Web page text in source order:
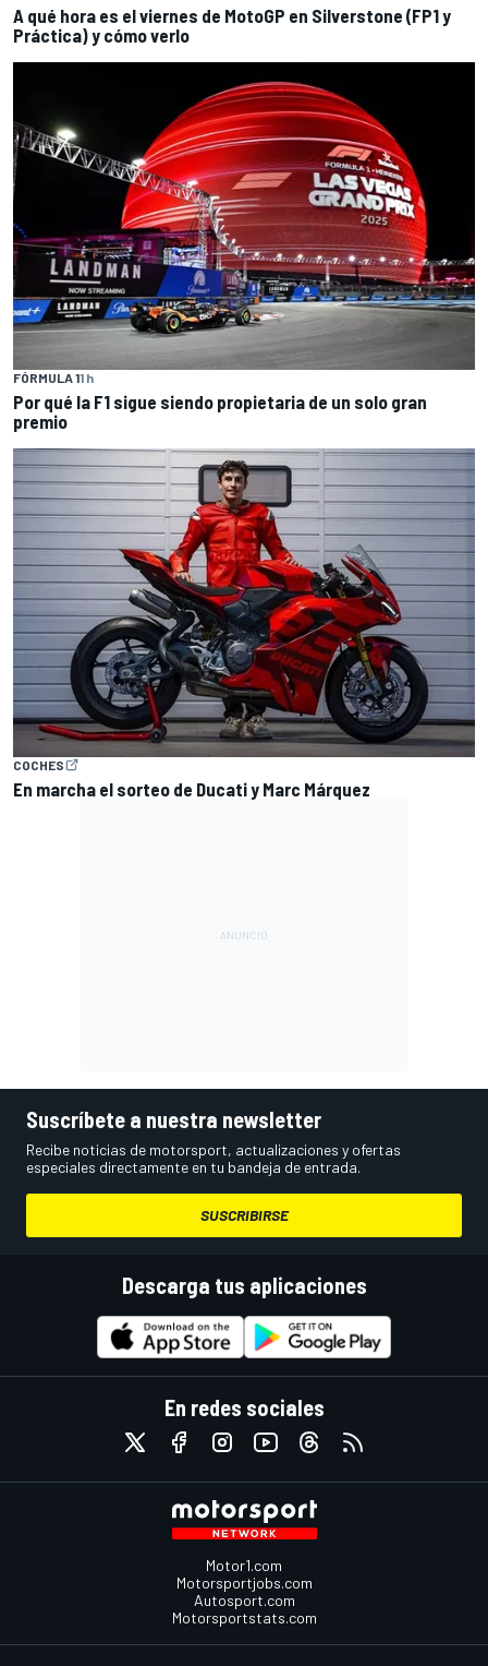
A qué hora es el viernes de MotoGP en Silverstone (FP1 y
Práctica) y cómo verlo
FÓRMULA 11 h
Por qué la F1 sigue siendo propietaria de un solo gran
premio
COCHES
En marcha el sorteo de Ducati y Marc Márquez
Suscríbete a nuestra newsletter
Recibe noticias de motorsport, actualizaciones y ofertas
especiales directamente en tu bandeja de entrada.
SUSCRIBIRSE
Descarga tus aplicaciones
En redes sociales
Motor1.com
Motorsportjobs.com
Autosport.com
Motorsportstats.com